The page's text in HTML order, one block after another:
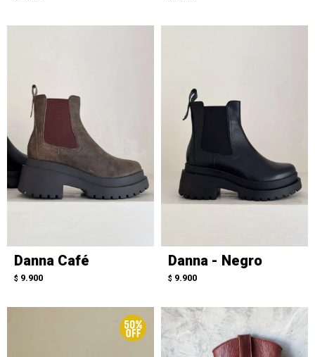
Danna Café
$ 9.900
Danna - Negro
$ 9.900